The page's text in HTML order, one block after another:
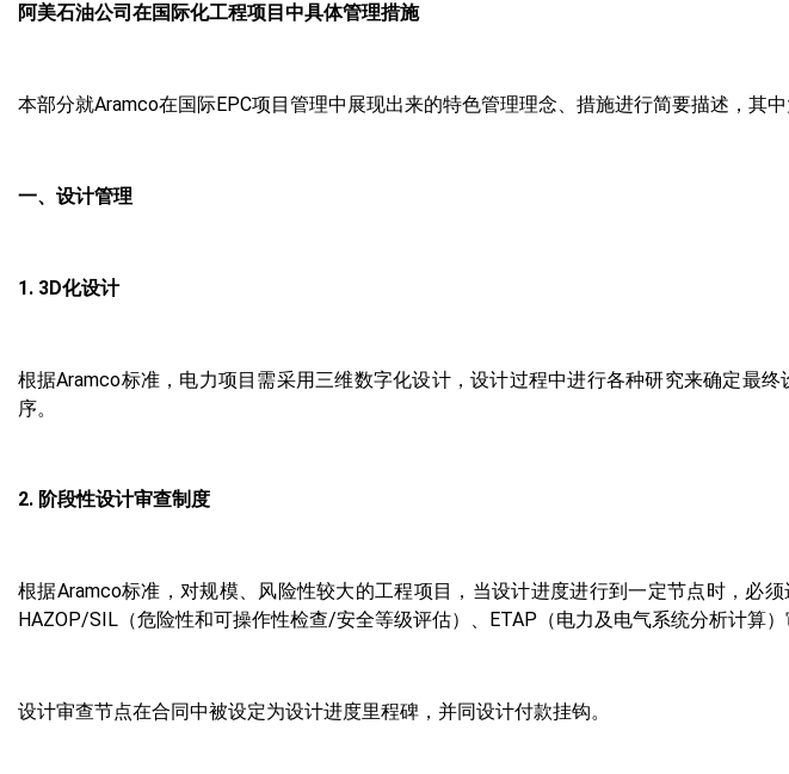
阿美石油公司在国际化工程项目中具体管理措施
本部分就Aramco在国际EPC项目管理中展现出来的特色管理理念、措施进行简要描述，其
一、设计管理
1. 3D化设计
根据Aramco标准，电力项目需采用三维数字化设计，设计过程中进行各种研究来确定最
序。
2. 阶段性设计审查制度
根据Aramco标准，对规模、风险性较大的工程项目，当设计进度进行到一定节点时，必
HAZOP/SIL（危险性和可操作性检查/安全等级评估）、ETAP（电力及电气系统分析计算）
设计审查节点在合同中被设定为设计进度里程碑，并同设计付款挂钩。